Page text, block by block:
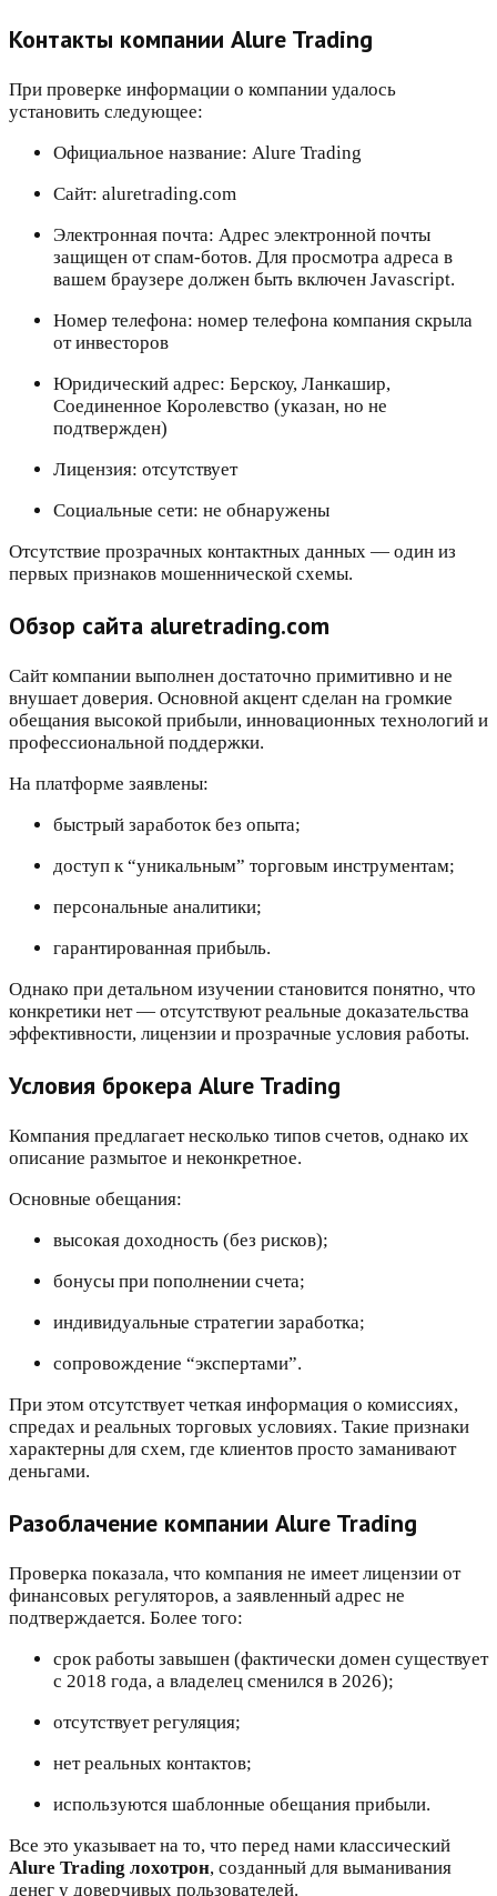
Контакты компании Alure Trading
При проверке информации о компании удалось
установить следующее:
Официальное название: Alure Trading
Сайт: aluretrading.com
Электронная почта: Адрес электронной почты
защищен от спам-ботов. Для просмотра адреса в
вашем браузере должен быть включен Javascript.
Номер телефона: номер телефона компания скрыла
от инвесторов
Юридический адрес: Берскоу, Ланкашир,
Соединенное Королевство (указан, но не
подтвержден)
Лицензия: отсутствует
Социальные сети: не обнаружены
Отсутствие прозрачных контактных данных — один из
первых признаков мошеннической схемы.
Обзор сайта aluretrading.com
Сайт компании выполнен достаточно примитивно и не
внушает доверия. Основной акцент сделан на громкие
обещания высокой прибыли, инновационных технологий и
профессиональной поддержки.
На платформе заявлены:
быстрый заработок без опыта;
доступ к “уникальным” торговым инструментам;
персональные аналитики;
гарантированная прибыль.
Однако при детальном изучении становится понятно, что
конкретики нет — отсутствуют реальные доказательства
эффективности, лицензии и прозрачные условия работы.
Условия брокера Alure Trading
Компания предлагает несколько типов счетов, однако их
описание размытое и неконкретное.
Основные обещания:
высокая доходность (без рисков);
бонусы при пополнении счета;
индивидуальные стратегии заработка;
сопровождение “экспертами”.
При этом отсутствует четкая информация о комиссиях,
спредах и реальных торговых условиях. Такие признаки
характерны для схем, где клиентов просто заманивают
деньгами.
Разоблачение компании Alure Trading
Проверка показала, что компания не имеет лицензии от
финансовых регуляторов, а заявленный адрес не
подтверждается. Более того:
срок работы завышен (фактически домен существует
с 2018 года, а владелец сменился в 2026);
отсутствует регуляция;
нет реальных контактов;
используются шаблонные обещания прибыли.
Все это указывает на то, что перед нами классический
Alure Trading лохотрон, созданный для выманивания
денег у доверчивых пользователей.